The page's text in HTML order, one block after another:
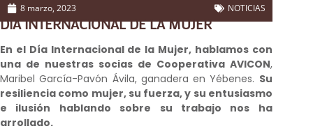
8 marzo, 2023 NOTICIAS
DÍA INTERNACIONAL DE LA MUJER
En el Día Internacional de la Mujer, hablamos con
una de nuestras socias de Cooperativa AVICON,
Maribel García-Pavón Ávila, ganadera en Yébenes. Su
resiliencia como mujer, su fuerza, y su entusiasmo
e ilusión hablando sobre su trabajo nos ha
arrollado.